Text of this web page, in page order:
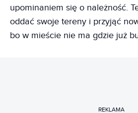
upominaniem się o należność.
oddać swoje tereny i przyjąć
bo w mieście nie ma gdzie już
REKLAMA